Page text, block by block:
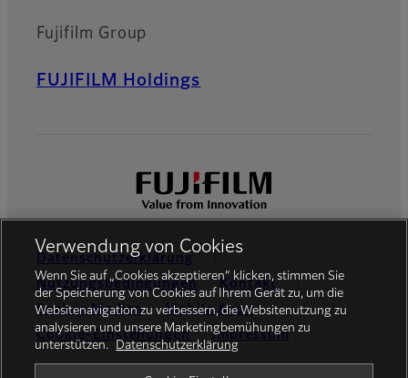
Fujifilm Group
FUJIFILM Holdings
Datenschutzerklärung
Nutzungsbedingungen
Kontakt
Soziale Medien
Mobile Apps
Cookie-Einstellungen
Impressum
Verwendung von Cookies
Wenn Sie auf „Cookies akzeptieren“ klicken, stimmen Sie
der Speicherung von Cookies auf Ihrem Gerät zu, um die
Websitenavigation zu verbessern, die Websitenutzung zu
analysieren und unsere Marketingbemühungen zu
unterstützen.
Datenschutzerklärung